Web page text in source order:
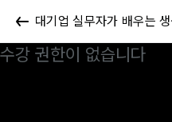
대기업 실무자가 배우는
수강 권한이 없습니다